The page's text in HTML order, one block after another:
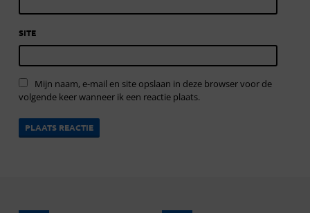
SITE
Mijn naam, e-mail en site opslaan in deze browser voor de
volgende keer wanneer ik een reactie plaats.